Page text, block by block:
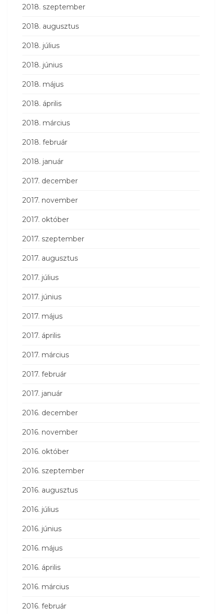
2018. szeptember
2018. augusztus
2018. július
2018. június
2018. május
2018. április
2018. március
2018. február
2018. január
2017. december
2017. november
2017. október
2017. szeptember
2017. augusztus
2017. július
2017. június
2017. május
2017. április
2017. március
2017. február
2017. január
2016. december
2016. november
2016. október
2016. szeptember
2016. augusztus
2016. július
2016. június
2016. május
2016. április
2016. március
2016. február